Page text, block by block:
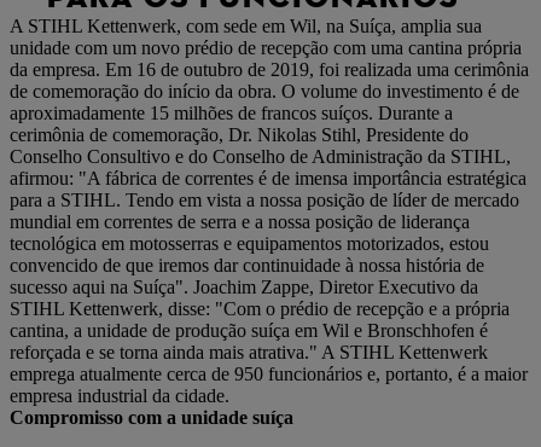
A STIHL Kettenwerk, com sede em Wil, na Suíça, amplia sua
unidade com um novo prédio de recepção com uma cantina própria
da empresa. Em 16 de outubro de 2019, foi realizada uma cerimônia
de comemoração do início da obra. O volume do investimento é de
aproximadamente 15 milhões de francos suíços. Durante a
cerimônia de comemoração, Dr. Nikolas Stihl, Presidente do
Conselho Consultivo e do Conselho de Administração da STIHL,
afirmou: "A fábrica de correntes é de imensa importância estratégica
para a STIHL. Tendo em vista a nossa posição de líder de mercado
mundial em correntes de serra e a nossa posição de liderança
tecnológica em motosserras e equipamentos motorizados, estou
convencido de que iremos dar continuidade à nossa história de
sucesso aqui na Suíça". Joachim Zappe, Diretor Executivo da
STIHL Kettenwerk, disse: "Com o prédio de recepção e a própria
cantina, a unidade de produção suíça em Wil e Bronschhofen é
reforçada e se torna ainda mais atrativa." A STIHL Kettenwerk
emprega atualmente cerca de 950 funcionários e, portanto, é a maior
empresa industrial da cidade.
Compromisso com a unidade suíça